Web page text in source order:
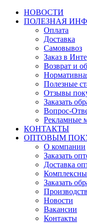
НОВОСТИ
ПОЛЕЗНАЯ
Оплата
Доставка
Самовывоз
Заказ в
Возврат и
Полезные
Отзывы
Заказать
Вопрос-
Рекламные
КОНТАКТЫ
ОПТОВЫМ
О компании
Заказать
Доставка
Заказать
Новости
Вакансии
Контакты